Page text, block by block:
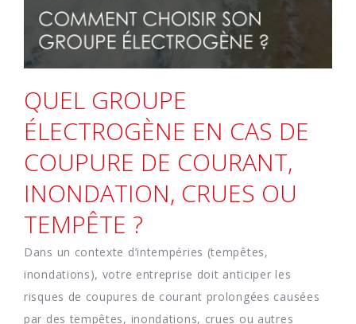
QUEL GROUPE
ÉLECTROGÈNE EN CAS DE
COUPURE DE COURANT,
INONDATION, CRUES OU
TEMPÊTE ?
Dans un contexte d’intempéries (tempêtes,
inondations), votre entreprise doit anticiper les
risques de coupures de courant prolongées causées
par des tempêtes, inondations, crues ou autres